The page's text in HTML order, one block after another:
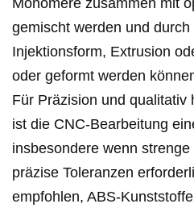
Monomere zusammen mit
gemischt werden und
Injektionsform, Extrusion
oder geformt werden
Für Präzision und qualitativ
ist die CNC-Bearbeitung
insbesondere wenn
präzise Toleranzen
empfohlen, ABS-